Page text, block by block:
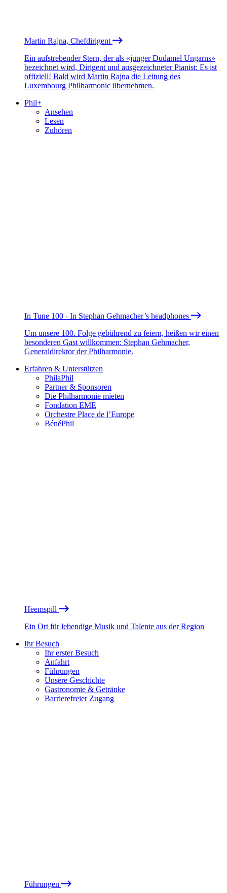
Martin Rajna, Chefdirigent
Ein aufstrebender Stern, der als «junger Dudamel Ungarns»
bezeichnet wird, Dirigent und ausgezeichneter Pianist: Es ist
offiziell! Bald wird Martin Rajna die Leitung des
Luxembourg Philharmonic übernehmen.
Phil+
Ansehen
Lesen
Zuhören
In Tune 100 - In Stephan Gehmacher’s headphones
Um unsere 100. Folge gebührend zu feiern, heißen wir einen
besonderen Gast willkommen: Stephan Gehmacher,
Generaldirektor der Philharmonie.
Erfahren & Unterstützen
PhilaPhil
Partner & Sponsoren
Die Philharmonie mieten
Fondation EME
Orchestre Place de l’Europe
BénéPhil
Heemspill
Ein Ort für lebendige Musik und Talente aus der Region
Ihr Besuch
Ihr erster Besuch
Anfahrt
Führungen
Unsere Geschichte
Gastronomie & Getränke
Barrierefreier Zugang
Führungen